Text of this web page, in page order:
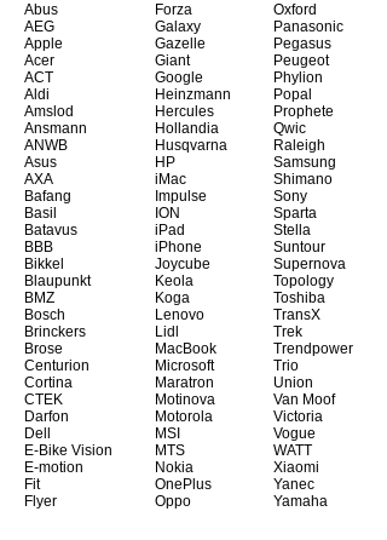
Abus
AEG
Apple
Acer
ACT
Aldi
Amslod
Ansmann
ANWB
Asus
AXA
Bafang
Basil
Batavus
BBB
Bikkel
Blaupunkt
BMZ
Bosch
Brinckers
Brose
Centurion
Cortina
CTEK
Darfon
Dell
E-Bike Vision
E-motion
Fit
Flyer
Forza
Galaxy
Gazelle
Giant
Google
Heinzmann
Hercules
Hollandia
Husqvarna
HP
iMac
Impulse
ION
iPad
iPhone
Joycube
Keola
Koga
Lenovo
Lidl
MacBook
Microsoft
Maratron
Motinova
Motorola
MSI
MTS
Nokia
OnePlus
Oppo
Oxford
Panasonic
Pegasus
Peugeot
Phylion
Popal
Prophete
Qwic
Raleigh
Samsung
Shimano
Sony
Sparta
Stella
Suntour
Supernova
Topology
Toshiba
TransX
Trek
Trendpower
Trio
Union
Van Moof
Victoria
Vogue
WATT
Xiaomi
Yanec
Yamaha